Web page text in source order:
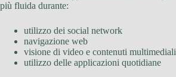
più fluida durante:
utilizzo dei social network
navigazione web
visione di video e contenuti multimediali
utilizzo delle applicazioni quotidiane